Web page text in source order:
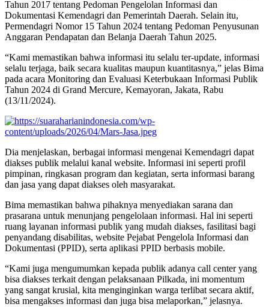
Tahun 2017 tentang Pedoman Pengelolan Informasi dan
Dokumentasi Kemendagri dan Pemerintah Daerah. Selain itu,
Permendagri Nomor 15 Tahun 2024 tentang Pedoman Penyusunan
Anggaran Pendapatan dan Belanja Daerah Tahun 2025.
“Kami memastikan bahwa informasi itu selalu ter-update, informasi
selalu terjaga, baik secara kualitas maupun kuantitasnya,” jelas Bima
pada acara Monitoring dan Evaluasi Keterbukaan Informasi Publik
Tahun 2024 di Grand Mercure, Kemayoran, Jakata, Rabu
(13/11/2024).
Dia menjelaskan, berbagai informasi mengenai Kemendagri dapat
diakses publik melalui kanal website. Informasi ini seperti profil
pimpinan, ringkasan program dan kegiatan, serta informasi barang
dan jasa yang dapat diakses oleh masyarakat.
Bima memastikan bahwa pihaknya menyediakan sarana dan
prasarana untuk menunjang pengelolaan informasi. Hal ini seperti
ruang layanan informasi publik yang mudah diakses, fasilitasi bagi
penyandang disabilitas, website Pejabat Pengelola Informasi dan
Dokumentasi (PPID), serta aplikasi PPID berbasis mobile.
“Kami juga mengumumkan kepada publik adanya call center yang
bisa diakses terkait dengan pelaksanaan Pilkada, ini momentum
yang sangat krusial, kita menginginkan warga terlibat secara aktif,
bisa mengakses informasi dan juga bisa melaporkan,” jelasnya.